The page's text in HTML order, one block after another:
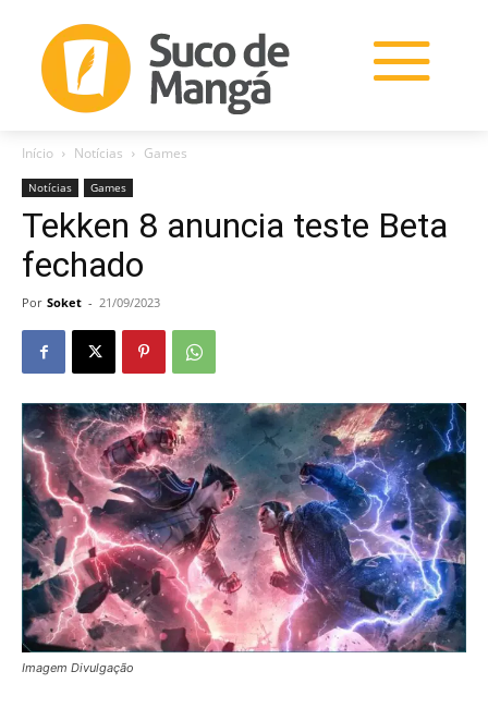
Início Notícias Games
Notícias Games
Tekken 8 anuncia teste Beta
fechado
Por Soket - 21/09/2023
Imagem Divulgação